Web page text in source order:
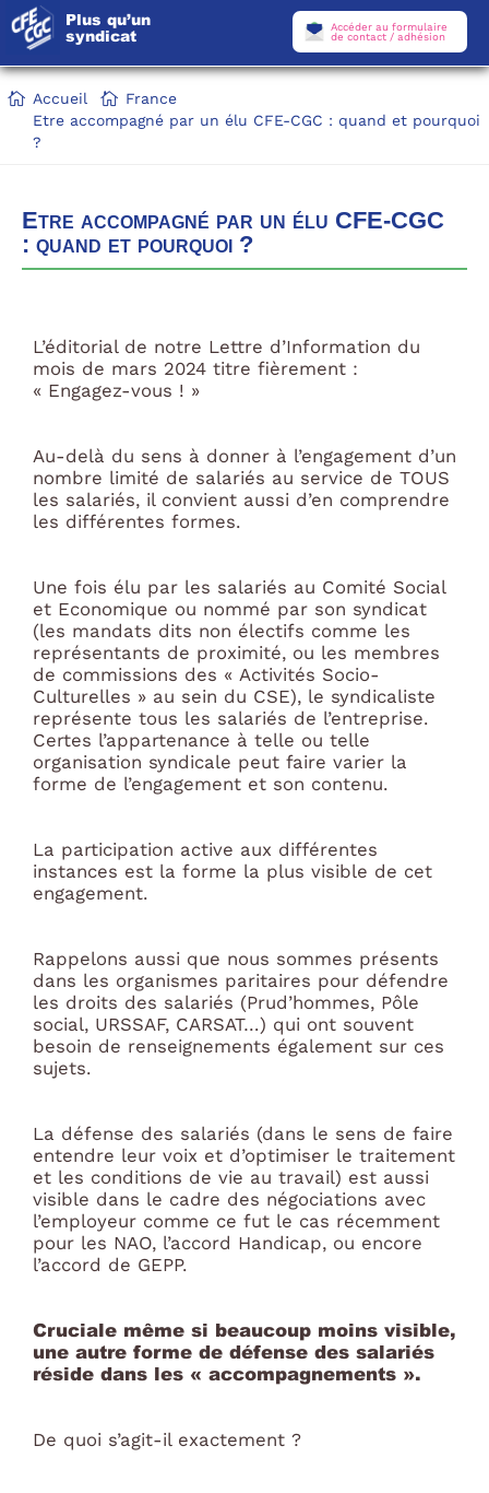
Plus qu’un
syndicat
Accéder au formulaire
de contact / adhésion
Accueil
France
Etre accompagné par un élu CFE-CGC : quand et pourquoi
?
Etre accompagné par un élu CFE-CGC
: quand et pourquoi ?
L’éditorial de notre Lettre d’Information du
mois de mars 2024 titre fièrement :
« Engagez-vous ! »
Au-delà du sens à donner à l’engagement d’un
nombre limité de salariés au service de TOUS
les salariés, il convient aussi d’en comprendre
les différentes formes.
Une fois élu par les salariés au Comité Social
et Economique ou nommé par son syndicat
(les mandats dits non électifs comme les
représentants de proximité, ou les membres
de commissions des « Activités Socio-
Culturelles » au sein du CSE), le syndicaliste
représente tous les salariés de l’entreprise.
Certes l’appartenance à telle ou telle
organisation syndicale peut faire varier la
forme de l’engagement et son contenu.
La participation active aux différentes
instances est la forme la plus visible de cet
engagement.
Rappelons aussi que nous sommes présents
dans les organismes paritaires pour défendre
les droits des salariés (Prud’hommes, Pôle
social, URSSAF, CARSAT…) qui ont souvent
besoin de renseignements également sur ces
sujets.
La défense des salariés (dans le sens de faire
entendre leur voix et d’optimiser le traitement
et les conditions de vie au travail) est aussi
visible dans le cadre des négociations avec
l’employeur comme ce fut le cas récemment
pour les NAO, l’accord Handicap, ou encore
l’accord de GEPP.
Cruciale même si beaucoup moins visible,
une autre forme de défense des salariés
réside dans les « accompagnements ».
De quoi s’agit-il exactement ?